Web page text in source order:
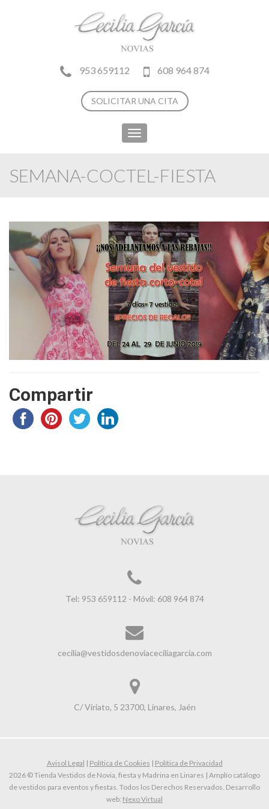
953 659112 608 964 874
SOLICITAR UNA CITA
Toggle
navigation
SEMANA-COCTEL-FIESTA
Compartir
Tel: 953 659112 - Móvil: 608 964 874
cecilia@vestidosdenoviaceciliagarcia.com
C/ Viriato, 5 23700, Linares, Jaén
Avisol Legal | Política de Cookies | Política de Privacidad
2026 © Tienda Vestidos de Novia, fiesta y Madrina en Linares | Amplío catálogo
de vestidos para eventos y fiestas. Todos los Derechos Reservados. Desarrollo
web: Nexo Virtual